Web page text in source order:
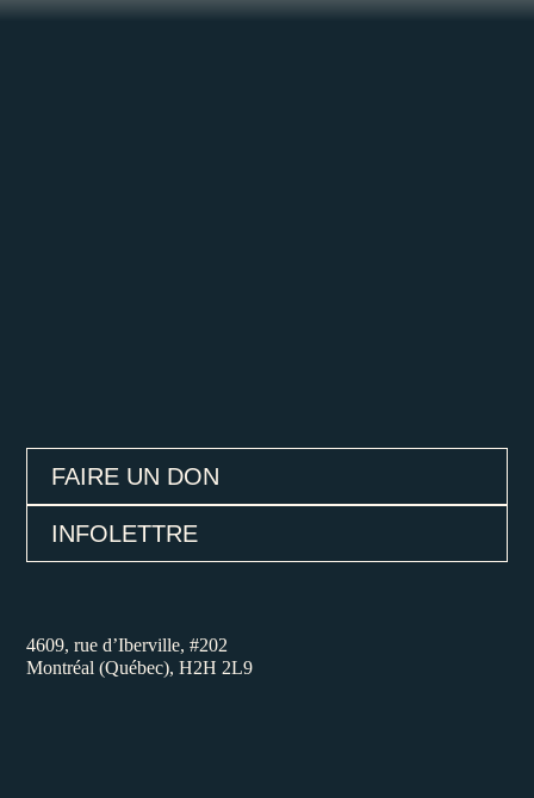
FAIRE UN DON
INFOLETTRE
4609, rue d’Iberville, #202
Montréal (Québec), H2H 2L9